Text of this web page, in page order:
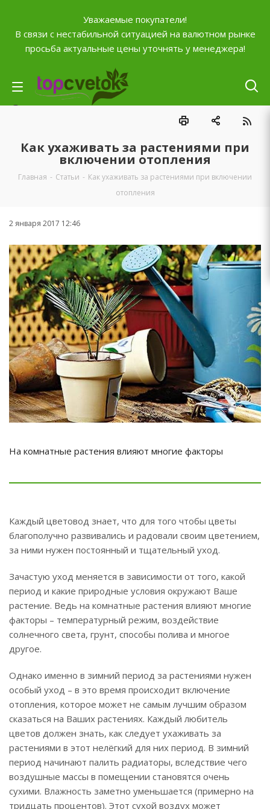
Уважаемые покупатели!
В связи с нестабильной ситуацией на валютном рынке
просьба актуальные цены уточнять у менеджера!
Отложенные
0
Сравнение товаров
0
Контактная информация
выходной
zakaz@topcvetok.ru
Как ухаживать за растениями при
включении отопления
Главная - Статьи - Как ухаживать за растениями при включении
отопления
2 января 2017 12:46
На комнатные растения влияют многие факторы
Каждый цветовод знает, что для того чтобы цветы
благополучно развивались и радовали своим цветением,
за ними нужен постоянный и тщательный уход.
Зачастую уход меняется в зависимости от того, какой
период и какие природные условия окружают Ваше
растение. Ведь на комнатные растения влияют многие
факторы – температурный режим, воздействие
солнечного света, грунт, способы полива и многое
другое.
Однако именно в зимний период за растениями нужен
особый уход – в это время происходит включение
отопления, которое может не самым лучшим образом
сказаться на Ваших растениях. Каждый любитель
цветов должен знать, как следует ухаживать за
растениями в этот нелёгкий для них период. В зимний
период начинают палить радиаторы, вследствие чего
воздушные массы в помещении становятся очень
сухими. Влажность заметно уменьшается (примерно на
тридцать процентов). Этот сухой воздух может